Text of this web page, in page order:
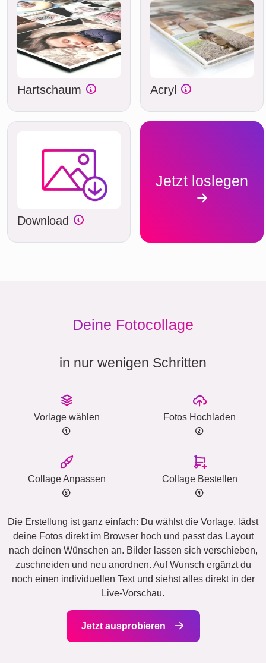
Hartschaum Acryl
Download
Jetzt loslegen
Deine Fotocollage
in nur wenigen Schritten
Vorlage wählen Fotos Hochladen
Collage Anpassen Collage Bestellen
Die Erstellung ist ganz einfach: Du wählst die Vorlage, lädst
deine Fotos direkt im Browser hoch und passt das Layout
nach deinen Wünschen an. Bilder lassen sich verschieben,
zuschneiden und neu anordnen. Auf Wunsch ergänzt du
noch einen individuellen Text und siehst alles direkt in der
Live-Vorschau.
Jetzt ausprobieren